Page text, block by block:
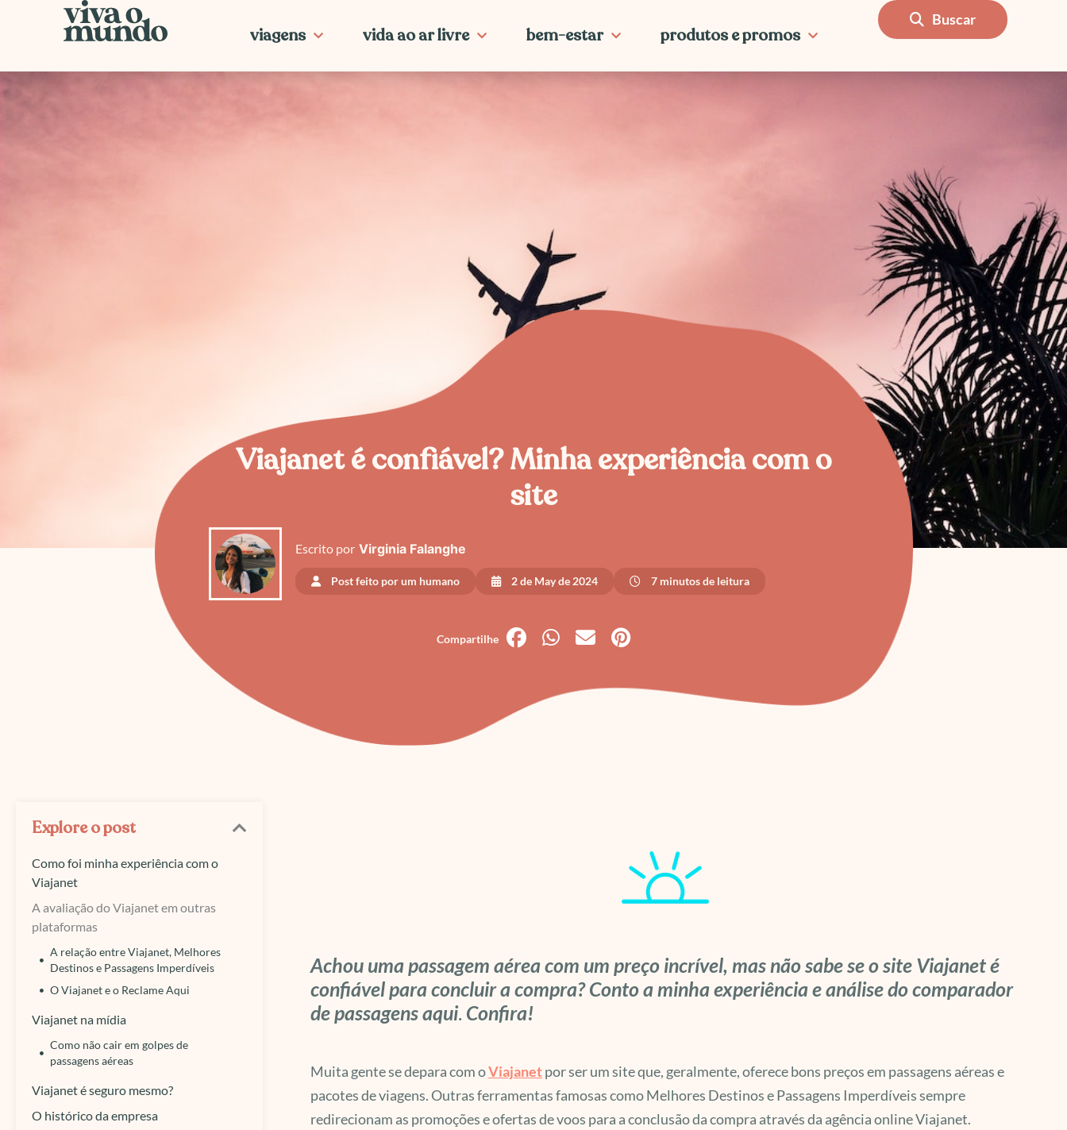
conteúdo
viagens vida ao ar livre bem-estar produtos e promos
Buscar
Viajanet é confiável? Minha experiência com o
site
Escrito por Virginia Falanghe
Post feito por um humano 2 de May de 2024 7 minutos de leitura
Explore o post
Como foi minha experiência com o
Viajanet
A avaliação do Viajanet em outras
plataformas
A relação entre Viajanet, Melhores
Destinos e Passagens Imperdíveis
O Viajanet e o Reclame Aqui
Viajanet na mídia
Como não cair em golpes de
passagens aéreas
Viajanet é seguro mesmo?
O histórico da empresa
Achou uma passagem aérea com um preço incrível, mas não sabe se o site Viajanet é
confiável para concluir a compra? Conto a minha experiência e análise do comparador
de passagens aqui. Confira!
Muita gente se depara com oViajanetpor ser um site que, geralmente, oferece bons preços em passagens aéreas e
pacotes de viagens. Outras ferramentas famosas como Melhores Destinos e Passagens Imperdíveis sempre
redirecionam as promoções e ofertas de voos para a conclusão da compra através da agência online Viajanet.